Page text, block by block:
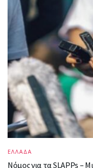
ΕΛΛΑΔΑ
Νόμος για τα SLAPPs –